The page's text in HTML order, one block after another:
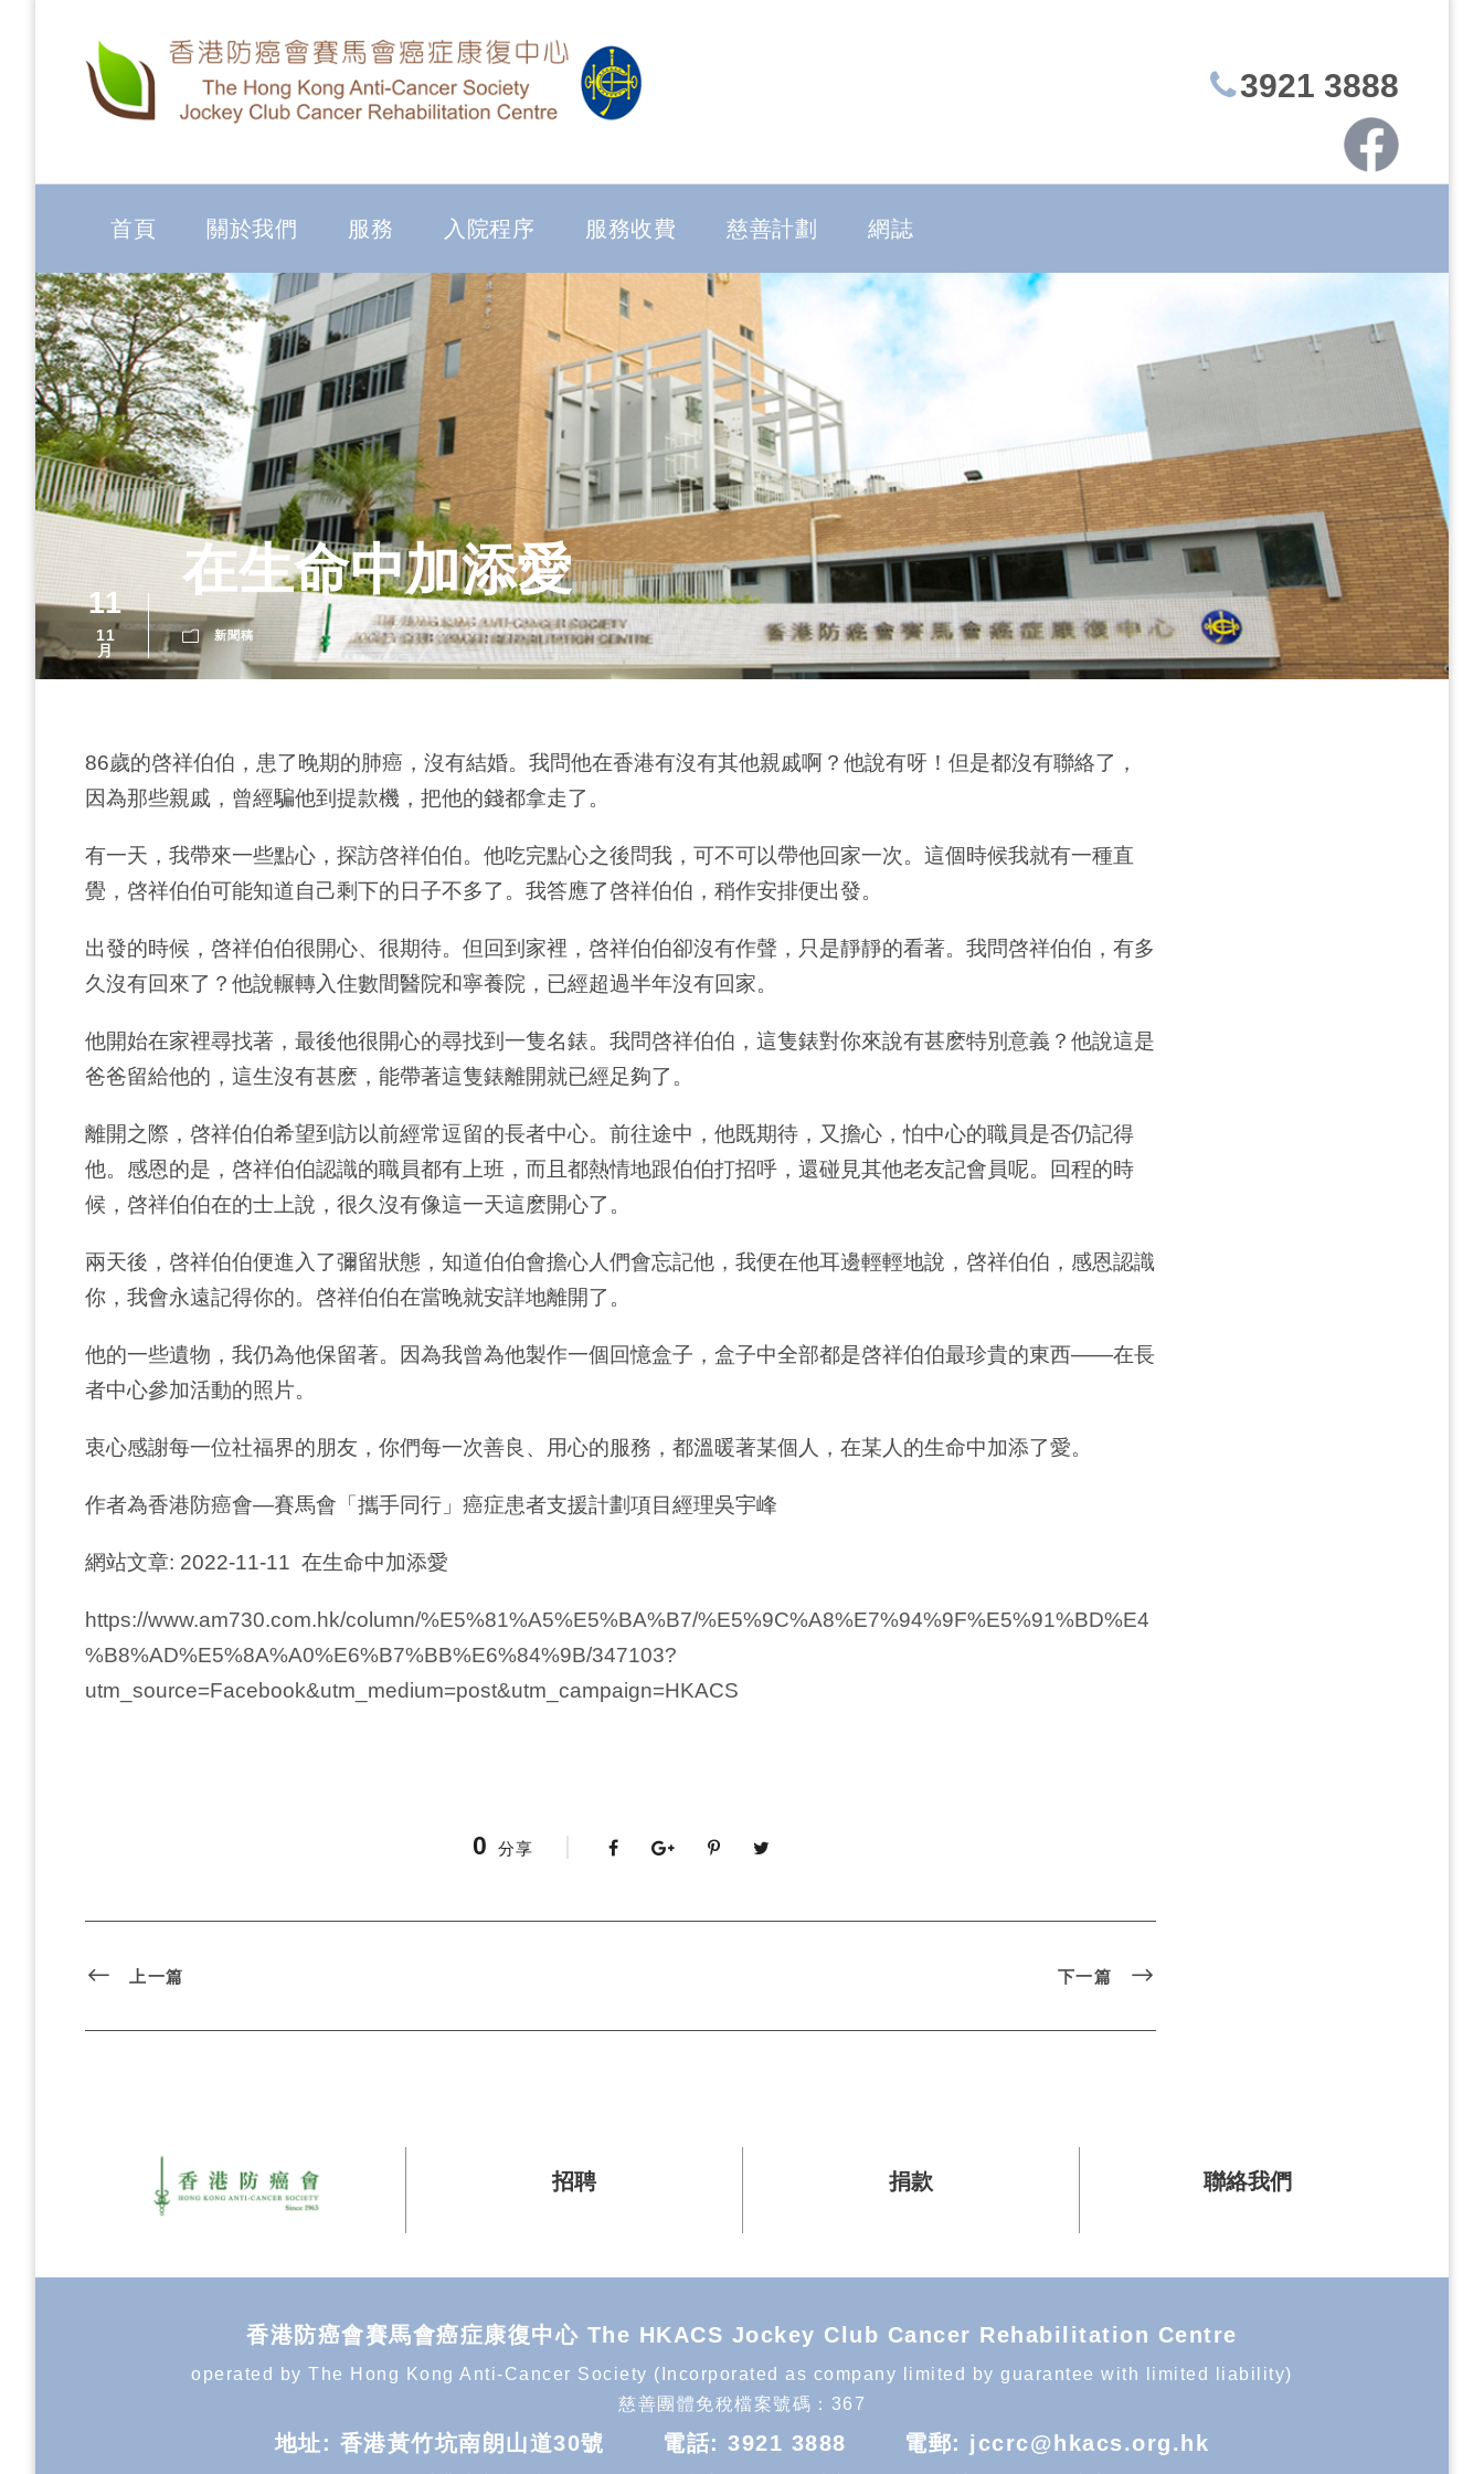
3921 3888
首頁 關於我們 服務 入院程序 服務收費 慈善計劃 網誌
11
11
月
在生命中加添愛
新聞稿
86歲的啓祥伯伯，患了晚期的肺癌，沒有結婚。我問他在香港有沒有其他親戚啊？他說有呀！但是都沒有聯絡了，
因為那些親戚，曾經騙他到提款機，把他的錢都拿走了。
有一天，我帶來一些點心，探訪啓祥伯伯。他吃完點心之後問我，可不可以帶他回家一次。這個時候我就有一種直
覺，啓祥伯伯可能知道自己剩下的日子不多了。我答應了啓祥伯伯，稍作安排便出發。
出發的時候，啓祥伯伯很開心、很期待。但回到家裡，啓祥伯伯卻沒有作聲，只是靜靜的看著。我問啓祥伯伯，有多
久沒有回來了？他說輾轉入住數間醫院和寧養院，已經超過半年沒有回家。
他開始在家裡尋找著，最後他很開心的尋找到一隻名錶。我問啓祥伯伯，這隻錶對你來說有甚麽特別意義？他說這是
爸爸留給他的，這生沒有甚麽，能帶著這隻錶離開就已經足夠了。
離開之際，啓祥伯伯希望到訪以前經常逗留的長者中心。前往途中，他既期待，又擔心，怕中心的職員是否仍記得
他。感恩的是，啓祥伯伯認識的職員都有上班，而且都熱情地跟伯伯打招呼，還碰見其他老友記會員呢。回程的時
候，啓祥伯伯在的士上說，很久沒有像這一天這麽開心了。
兩天後，啓祥伯伯便進入了彌留狀態，知道伯伯會擔心人們會忘記他，我便在他耳邊輕輕地說，啓祥伯伯，感恩認識
你，我會永遠記得你的。啓祥伯伯在當晚就安詳地離開了。
他的一些遺物，我仍為他保留著。因為我曾為他製作一個回憶盒子，盒子中全部都是啓祥伯伯最珍貴的東西——在長
者中心參加活動的照片。
衷心感謝每一位社福界的朋友，你們每一次善良、用心的服務，都溫暖著某個人，在某人的生命中加添了愛。
作者為香港防癌會—賽馬會「攜手同行」癌症患者支援計劃項目經理吳宇峰
網站文章: 2022-11-11 在生命中加添愛
https://www.am730.com.hk/column/%E5%81%A5%E5%BA%B7/%E5%9C%A8%E7%94%9F%E5%91%BD%E4
%B8%AD%E5%8A%A0%E6%B7%BB%E6%84%9B/347103?
utm_source=Facebook&utm_medium=post&utm_campaign=HKACS
0 分享
上一篇 下一篇
招聘 捐款 聯絡我們
香港防癌會賽馬會癌症康復中心 The HKACS Jockey Club Cancer Rehabilitation Centre
operated by The Hong Kong Anti-Cancer Society (Incorporated as company limited by guarantee with limited liability)
慈善團體免稅檔案號碼：367
地址: 香港黃竹坑南朗山道30號 電話:3921 3888 電郵: jccrc@hkacs.org.hk